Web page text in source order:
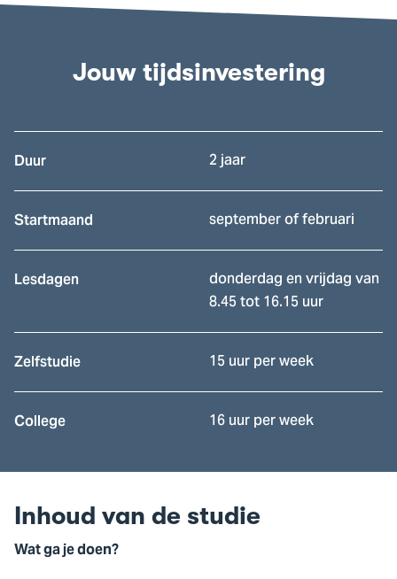
Jouw tijdsinvestering
Duur 2 jaar
Startmaand september of februari
Lesdagen donderdag en vrijdag van
8.45 tot 16.15 uur
Zelfstudie 15 uur per week
College 16 uur per week
Inhoud van de studie
Wat ga je doen?